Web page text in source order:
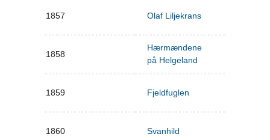
1857 Olaf Liljekrans
1858
Hærmændene
på Helgeland
1859 Fjeldfuglen
1860 Svanhild